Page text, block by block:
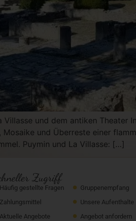
Villasse und dem antiken
und Überreste einer
Puymin und La Villasse: […]
Zugriff
Häufig gestellte Fragen
Zahlungsmittel
Aktuelle Angebote
Gruppenempfang
Unsere Aufenthalte
Angebot anfordern